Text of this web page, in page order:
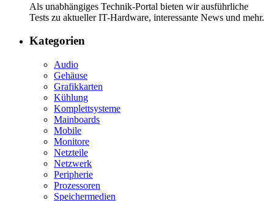
Als unabhängiges Technik-Portal bieten wir ausführliche
Tests zu aktueller IT-Hardware, interessante News und mehr.
Kategorien
Audio
Gehäuse
Grafikkarten
Kühlung
Komplettsysteme
Mainboards
Mobile
Monitore
Netzteile
Netzwerk
Peripherie
Prozessoren
Speichermedien